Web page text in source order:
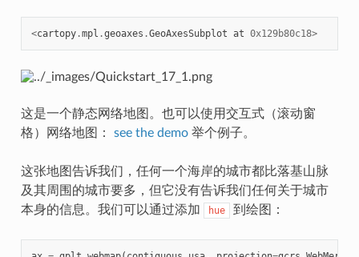
<cartopy.mpl .geoaxes .GeoAxesSubplot at 0x129b80c18>
这是一个静态网络地图。也可以使用交互式（滚动窗
格）网络地图： see the demo举个例子。
这张地图告诉我们，任何一个海岸的城市都比落基山脉
及其周围的城市要多，但它没有告诉我们任何关于城市
本身的信息。我们可以通过添加
hue 到绘图：